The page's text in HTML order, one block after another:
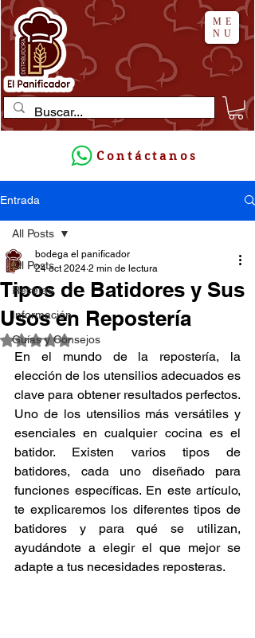
ME
NU
Contáctanos
Entrada
All Posts
Recetas
Información
Guías y Consejos
All Posts
Tipos de Batidores y Sus
Usos en Repostería
bodega el panificador
24 oct 2024 2 min de lectura
Obtuvo NaN de 5 estrellas.
En el mundo de la repostería, la
elección de los utensilios adecuados es
clave para obtener resultados perfectos.
Uno de los utensilios más versátiles y
esenciales en cualquier cocina es el
batidor. Existen varios tipos de
batidores, cada uno diseñado para
funciones específicas. En este artículo,
te explicaremos los diferentes tipos de
batidores y para qué se utilizan,
ayudándote a elegir el que mejor se
adapte a tus necesidades reposteras.